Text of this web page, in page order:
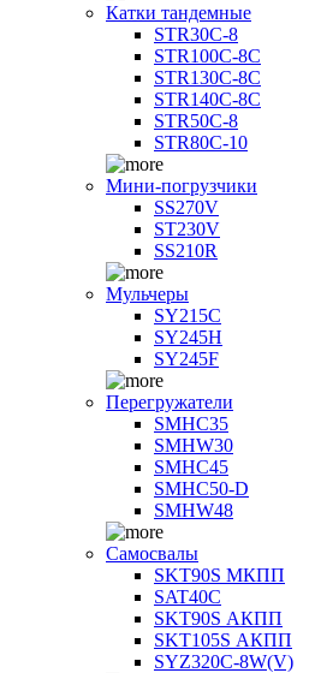
Катки тандемные
STR30C-8
STR100C-8С
STR130C-8С
STR140C-8С
STR50C-8
STR80C-10
Мини-погрузчики
SS270V
ST230V
SS210R
Мульчеры
SY215C
SY245H
SY245F
Перегружатели
SMHC35
SMHW30
SMHC45
SMHC50-D
SMHW48
Самосвалы
SKT90S МКПП
SAT40C
SKT90S АКПП
SKT105S АКПП
SYZ320C-8W(V)